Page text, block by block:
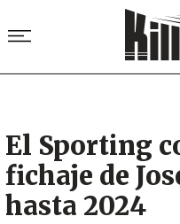
El Sporting
fichaje de
hasta 2024